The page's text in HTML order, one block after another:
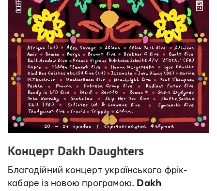
Концерт Dakh Daughters
Благодійний концерт українського фрік-
кабаре із новою програмою. Dakh